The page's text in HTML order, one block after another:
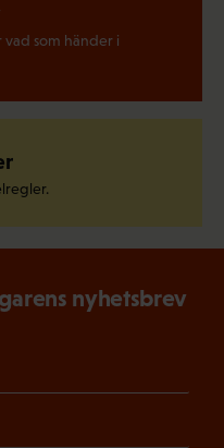
som händer i
nyhetsbrev